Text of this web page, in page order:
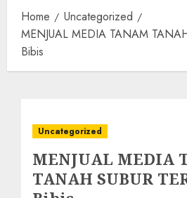
Home
Uncategorized
MENJUAL MEDIA TANAM
Bibis
Uncategorized
MENJUAL MEDIA
TANAH SUBUR